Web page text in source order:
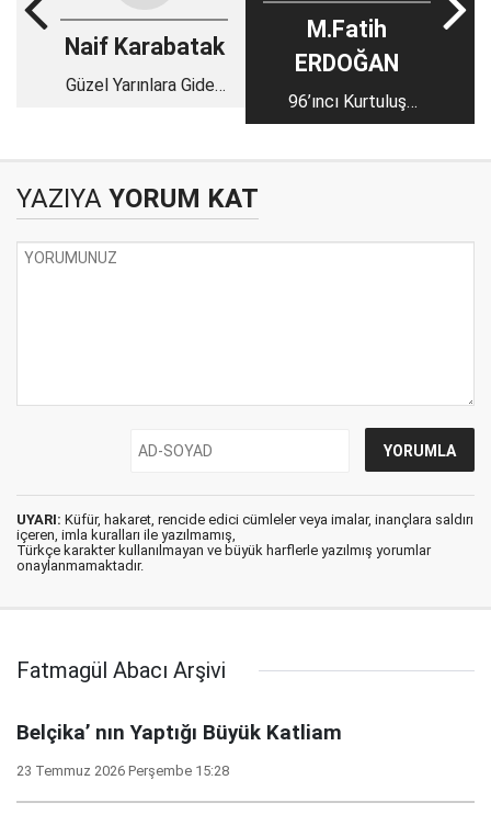
Naif Karabatak
Güzel Yarınlara Giden
M.Fatih
ERDOĞAN
96’ıncı Kurtuluş
Gününüz Kutlu Olsun
YAZIYA YORUM KAT
UYARI: Küfür, hakaret, rencide edici cümleler veya imalar, inançlara saldırı
içeren, imla kuralları ile yazılmamış,
Türkçe karakter kullanılmayan ve büyük harflerle yazılmış yorumlar
onaylanmamaktadır.
Fatmagül Abacı Arşivi
Belçika’ nın Yaptığı Büyük Katliam
23 Temmuz 2026 Perşembe 15:28